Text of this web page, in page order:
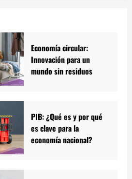
Economía circular:
Innovación para un
mundo sin residuos
PIB: ¿Qué es y por qué
es clave para la
economía nacional?